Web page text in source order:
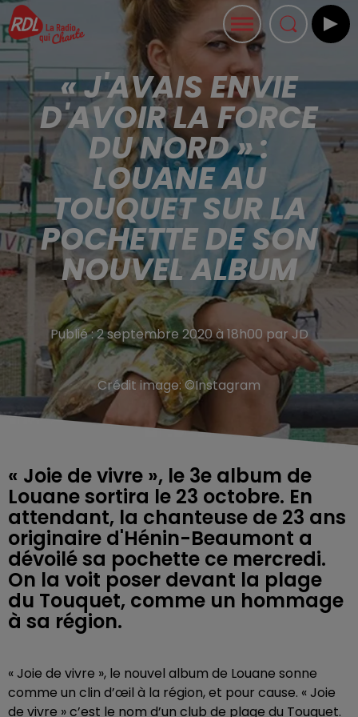
« J'AVAIS ENVIE
D'AVOIR LA FORCE
DU NORD » :
LOUANE AU
TOUQUET SUR LA
POCHETTE DE SON
NOUVEL ALBUM
Publié : 2 septembre 2020 à 18h00 par JD
Crédit image:©Instagram
« Joie de vivre », le 3e album de
Louane sortira le 23 octobre. En
attendant, la chanteuse de 23 ans
originaire d'Hénin-Beaumont a
dévoilé sa pochette ce mercredi.
On la voit poser devant la plage
du Touquet, comme un hommage
à sa région.
« Joie de vivre », le nouvel album de Louane sonne
comme un clin d’œil à la région, et pour cause. « Joie
de vivre » c’est le nom d’un club de plage du Touquet.